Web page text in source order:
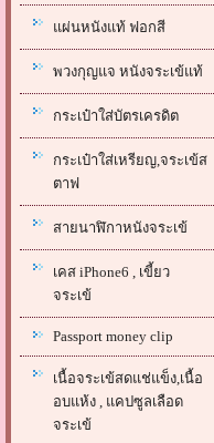
แผ่นหนังแท้ ฟอกสี
พวงกุญแจ หนังจระเข้แท้
กระเป๋าใส่บัตรเครดิต
กระเป๋าใส่เหรียญ,จระเข้ส
ตาฟ
สายนาฬิกาหนังจระเข้
เคส iPhone6 , เขี้ยว
จระเข้
Passport money clip
เนื้อจระเข้สดแช่แข็ง,เนื้อ
อบแห้ง , แคปซูลเลือด
จระเข้